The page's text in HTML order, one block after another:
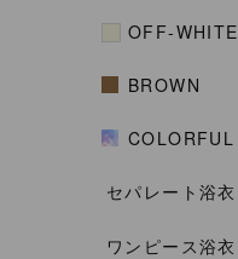
OFF-WHITE
BROWN
COLORFUL
セパレート浴衣
ワンピース浴衣